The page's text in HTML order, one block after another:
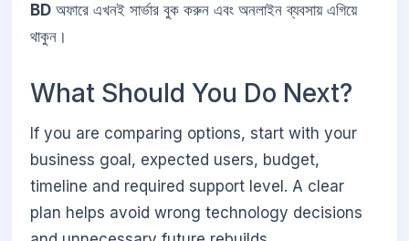
BD অফারে এখনই সার্ভার বুক করুন এবং অনলাইন ব্যবসায় এগিয়ে
থাকুন।
What Should You Do Next?
If you are comparing options, start with your
business goal, expected users, budget,
timeline and required support level. A clear
plan helps avoid wrong technology decisions